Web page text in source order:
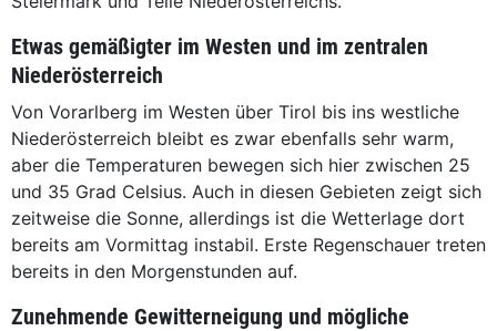
Etwas gemäßigter im Westen und im zentralen
Niederösterreich
Von Vorarlberg im Westen über Tirol bis ins westliche
Niederösterreich bleibt es zwar ebenfalls sehr warm,
aber die Temperaturen bewegen sich hier zwischen 25
und 35 Grad Celsius. Auch in diesen Gebieten zeigt sich
zeitweise die Sonne, allerdings ist die Wetterlage dort
bereits am Vormittag instabil. Erste Regenschauer treten
bereits in den Morgenstunden auf.
Zunehmende Gewitterneigung und mögliche